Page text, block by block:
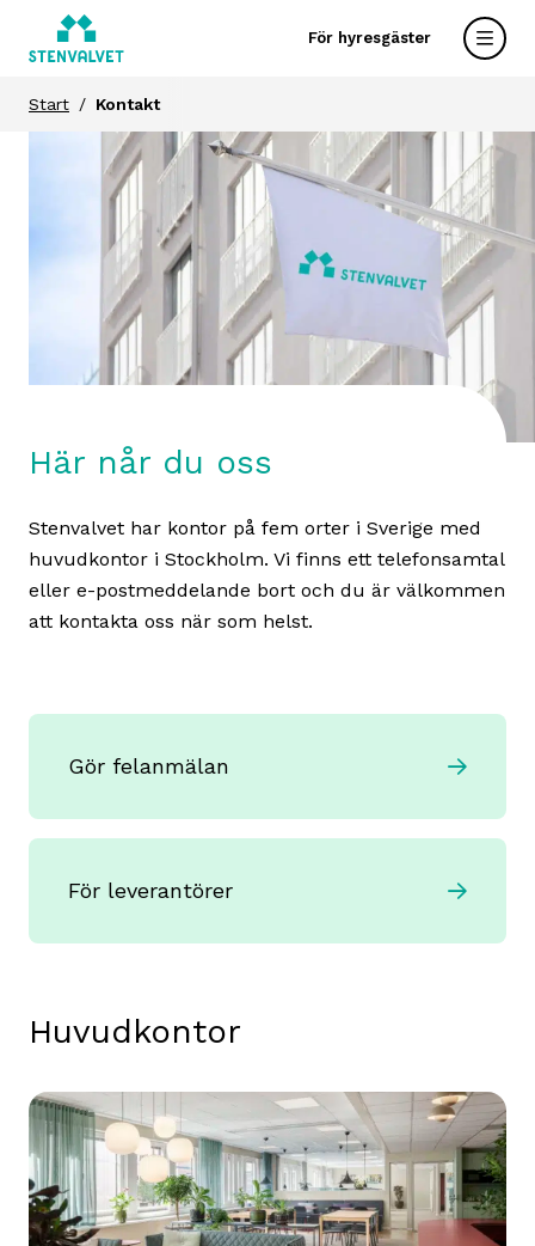
För hyresgäster
Start Kontakt
Här når du oss
Stenvalvet har kontor på fem orter i Sverige med
huvudkontor i Stockholm. Vi finns ett telefonsamtal
eller e-postmeddelande bort och du är välkommen
att kontakta oss när som helst.
Gör felanmälan
För leverantörer
Huvudkontor